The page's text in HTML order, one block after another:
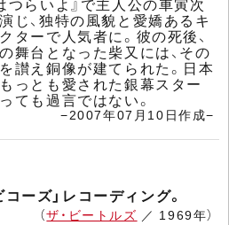
じ、独特の風貌と愛嬌あるキ
ターで人気者に。彼の死後、
舞台となった柴又には、その
讃え銅像が建てられた。日本
っとも愛された銀幕スター
ても過言ではない。
−2007年07月10日作成−
ーズ」レコーディング。
（ザ・ビートルズ ／ 1969年）